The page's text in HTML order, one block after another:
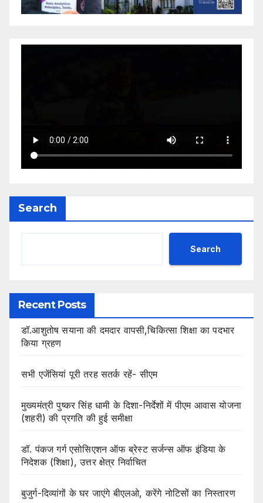
Search
Search
Recent Posts
डॉ.आशुतोष सयाना की दमदार वापसी,चिकित्सा शिक्षा का पदभार
किया ग्रहण
सभी एजेंसियां पूरी तरह सतर्क रहें- सीएम
मुख्यमंत्री पुष्कर सिंह धामी के दिशा-निर्देशों में पीएम आवास योजना
(शहरी) की प्रगति की हुई समीक्षा
डॉ. पंकज गर्ग एसोसिएशन ऑफ ब्रेस्ट सर्जन्स ऑफ इंडिया के
निदेशक (शिक्षा), उत्तर क्षेत्र निर्वाचित
बुजुर्ग-दिव्यांगों के घर जाएंगे बीएलओ, करेंगे नोटिसों का निस्तारण